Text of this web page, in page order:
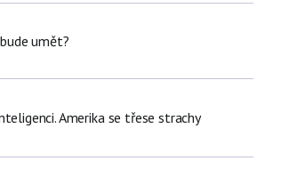
umět?
Amerika se třese strachy